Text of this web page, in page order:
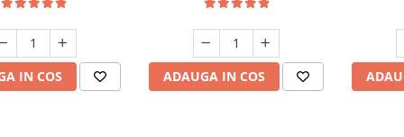
IN COS ADAUGA IN COS